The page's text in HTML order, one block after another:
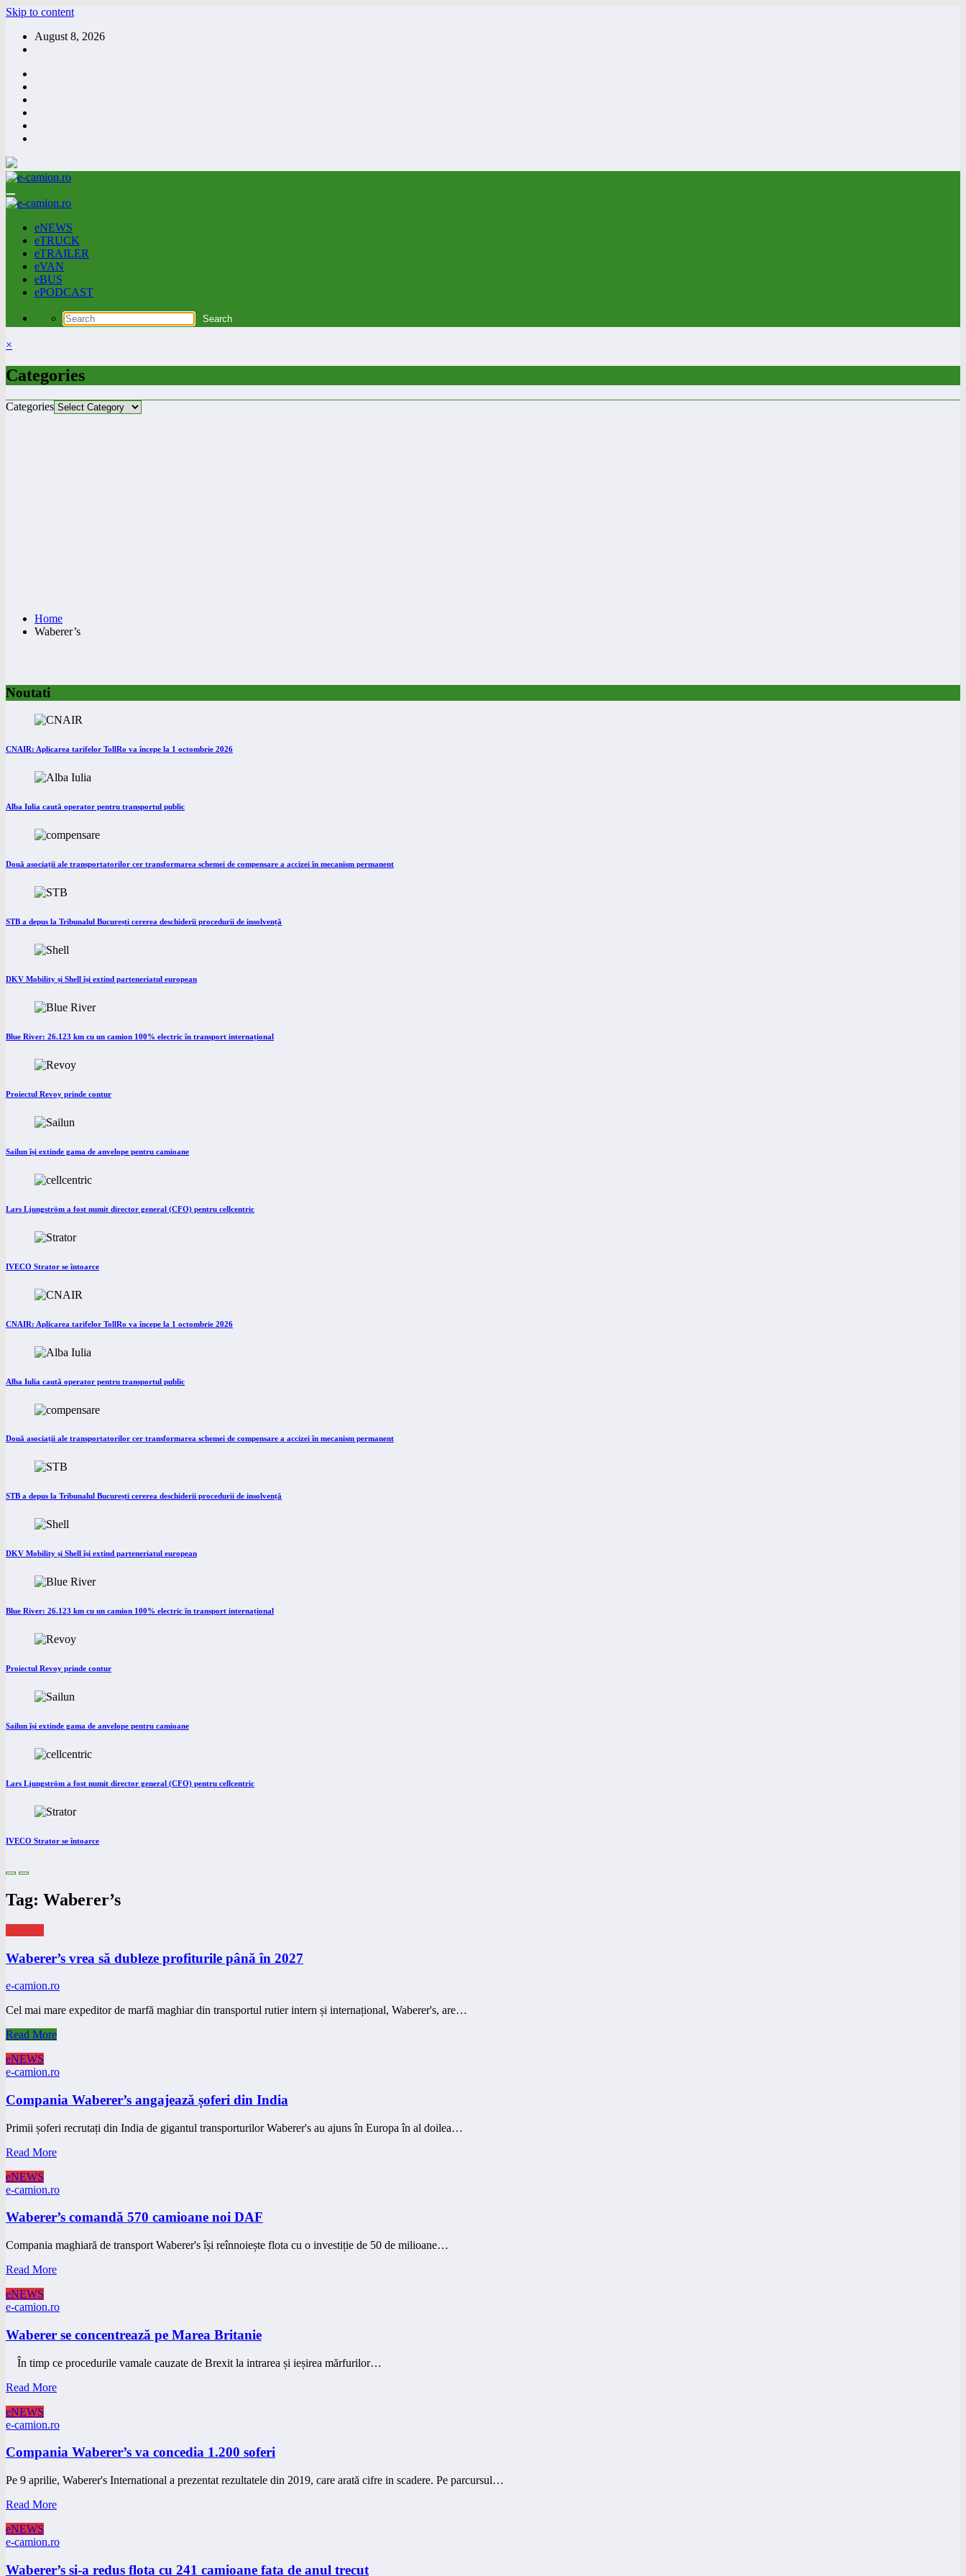
Skip to content
August 8, 2026
eNEWS
eTRUCK
eTRAILER
eVAN
eBUS
ePODCAST
×
Categories
Categories
Home
Waberer’s
Noutati
CNAIR: Aplicarea tarifelor TollRo va începe la 1 octombrie 2026
Alba Iulia caută operator pentru transportul public
Două asociații ale transportatorilor cer transformarea schemei de compensare a accizei în mecanism permanent
STB a depus la Tribunalul București cererea deschiderii procedurii de insolvență
DKV Mobility și Shell își extind parteneriatul european
Blue River: 26.123 km cu un camion 100% electric în transport internațional
Proiectul Revoy prinde contur
Sailun își extinde gama de anvelope pentru camioane
Lars Ljungström a fost numit director general (CFO) pentru cellcentric
IVECO Strator se întoarce
CNAIR: Aplicarea tarifelor TollRo va începe la 1 octombrie 2026
Alba Iulia caută operator pentru transportul public
Două asociații ale transportatorilor cer transformarea schemei de compensare a accizei în mecanism permanent
STB a depus la Tribunalul București cererea deschiderii procedurii de insolvență
DKV Mobility și Shell își extind parteneriatul european
Blue River: 26.123 km cu un camion 100% electric în transport internațional
Proiectul Revoy prinde contur
Sailun își extinde gama de anvelope pentru camioane
Lars Ljungström a fost numit director general (CFO) pentru cellcentric
IVECO Strator se întoarce
Tag: Waberer’s
Waberer’s vrea să dubleze profiturile până în 2027
e-camion.ro
Cel mai mare expeditor de marfă maghiar din transportul rutier intern și internațional, Waberer's, are…
Read More
eNEWS
e-camion.ro
Compania Waberer’s angajează șoferi din India
Primii șoferi recrutați din India de gigantul transporturilor Waberer's au ajuns în Europa în al doilea…
Read More
eNEWS
e-camion.ro
Waberer’s comandă 570 camioane noi DAF
Compania maghiară de transport Waberer's își reînnoiește flota cu o investiție de 50 de milioane…
Read More
eNEWS
e-camion.ro
Waberer se concentrează pe Marea Britanie
În timp ce procedurile vamale cauzate de Brexit la intrarea și ieșirea mărfurilor…
Read More
eNEWS
e-camion.ro
Compania Waberer’s va concedia 1.200 soferi
Pe 9 aprilie, Waberer's International a prezentat rezultatele din 2019, care arată cifre in scadere. Pe parcursul…
Read More
eNEWS
e-camion.ro
Waberer’s si-a redus flota cu 241 camioane fata de anul trecut